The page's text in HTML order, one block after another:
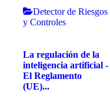
Detector de Riesgos
y Controles
La regulación de la
inteligencia artificial -
El Reglamento
(UE)...